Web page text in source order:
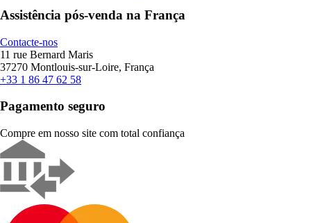
Assistência pós-venda na França
Contacte-nos
11 rue Bernard Maris
37270 Montlouis-sur-Loire, França
+33 1 86 47 62 58
Pagamento seguro
Compre em nosso site com total confiança